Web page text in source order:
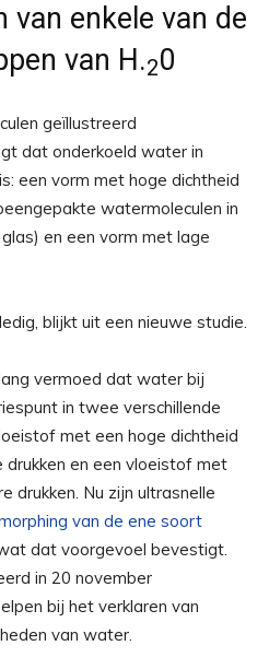
van enkele van de
van H.20
dat onderkoeld water in
een vorm met hoge dichtheid
watermoleculen in
en een vorm met lage
blijkt uit een nieuwe studie.
vermoed dat water bij
in twee verschillende
met een hoge dichtheid
drukken en een vloeistof met
drukken. Nu zijn ultrasnelle
van de ene soort
dat voorgevoel bevestigt.
in 20 november
bij het verklaren van
van water.